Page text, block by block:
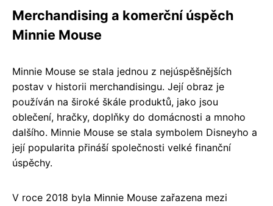
Merchandising a komerční úspěch
Minnie Mouse
Minnie Mouse se stala jednou z nejúspěšnějších
postav v historii merchandisingu. Její obraz je
používán na široké škále produktů, jako jsou
oblečení, hračky, doplňky do domácnosti a mnoho
dalšího. Minnie Mouse se stala symbolem Disneyho a
její popularita přináší společnosti velké finanční
úspěchy.
V roce 2018 byla Minnie Mouse zařazena mezi